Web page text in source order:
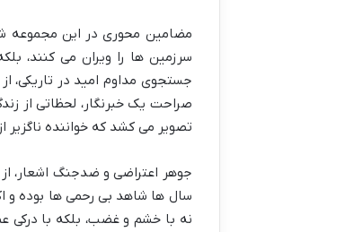
مضامین محوری در این مجموعه
سرزمین ها را ویران می کنند،
جستجوی مداوم امید در تاریکی،
صراحت یک خبرنگار، لحظاتی از
تصویر می کشد که خواننده
جوهر اعتراضی و ضدجنگ اشعار،
سال ها شاهد بی رحمی ها بوده و
نه با خشم و غضب، بلکه با درکی